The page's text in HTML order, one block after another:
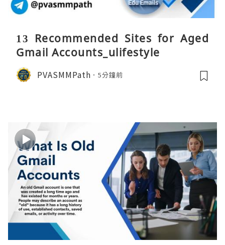
13 Recommended Sites for Aged
Gmail Accounts_ulifestyle
PVASMMPath 5分鐘前